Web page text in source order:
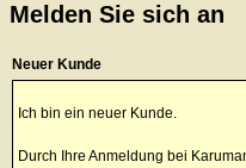
Melden Sie sich an
Neuer Kunde
Ich bin ein neuer Kunde.
Durch Ihre Anmeldung bei